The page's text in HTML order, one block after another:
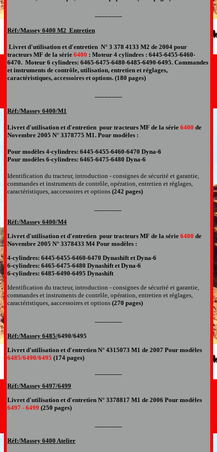
Réf:/Massey 6400 M2 Entretien
Livret d'utilisation et d'entretien N° 3 378 4133 M2 de 2004 pour
tracteurs MF de la série 6400 : Moteur 4 cylindres : 6445-6455-6460-
6470. Moteur 6 cylindres: 6465-6475-6480-6485-6490-6495. Commandes
et instruments de contrôle, utilisation, entretien et réglages,
caractéristiques, accessoires et options. (180 pages)
Réf:/Massey 6400/M1
Livret d'utilisation et d'entretien pour tracteurs MF de la série 6400 de
Novembre 2005 N° 3378775 M1. Pour modèles :
Pour modèles 4-cylindres: 6445-6455-6460-6470 Dyna-6
Pour modèles 6-cylindres: 6465-6475-6480 Dyna-6
Identification du tracteur, introduction - consignes de sécurité et garantie
commandes et instruments de contrôle opération entretien et réglages
caractéristiques , aaccessoires et options (242 pages)
Réf:/Massey 6400/M4
Livret d'utilisation et d'entretien pour tracteurs MF de la série 6400 de
Novembre 2005 N° 3378433 M4 Pour modèles :
4-cylindres: 6445-6455-6460-6470 Dynashift et Dyna-6
6-cylindres: 6465-6475-6480 Dynashift et Dyna-6
6-cylindres: 6485-6490-6495 Dynashift
Identification du tracteur, introduction - consignes de sécurité et garantie
commandes et instruments de contrôle opération entretien et réglages
caractéristiques , aaccessoires et options (270 pages)
Réf:/Massey 6485/6490/6495
Livret d'utilisation et d'entretien N° 4315073 M1 de 2007 Pour modèles
6485/6490/6495 (174 pages)
Réf:/Massey 6497/6499
Livret d'utilisation et d'entretien N° 3378817 M1 de 2006 Pour modèles
6497 - 6499 (250 pages)
Réf:/Massey 6400 Atelier